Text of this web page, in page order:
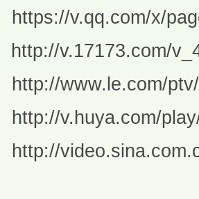
v.qq.com/x/
v.17173.com/
www.le.com/
v.huya.com/